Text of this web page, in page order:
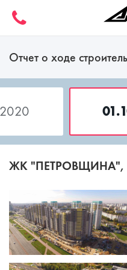
Отчет о ходе
ЖК